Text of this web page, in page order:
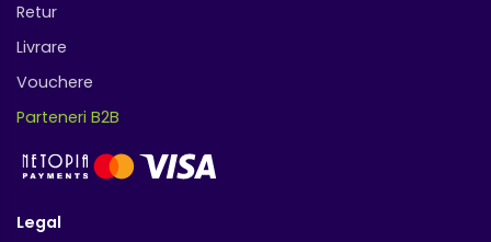
Retur
Livrare
Vouchere
Parteneri B2B
Legal